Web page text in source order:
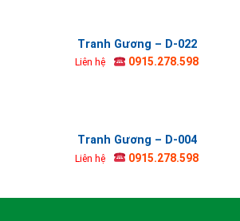
Tranh Gương – D-022
Liên hệ 0915.278.598
Tranh Gương – D-004
Liên hệ 0915.278.598